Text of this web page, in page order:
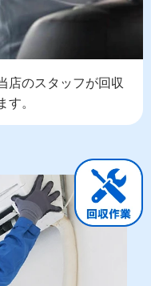
店のスタッフが回収
。